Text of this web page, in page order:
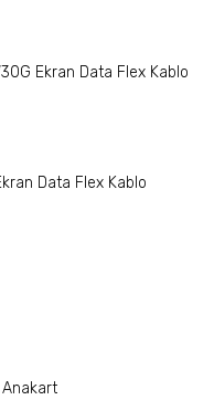
Ekran Data Flex Kablo
Data Flex Kablo